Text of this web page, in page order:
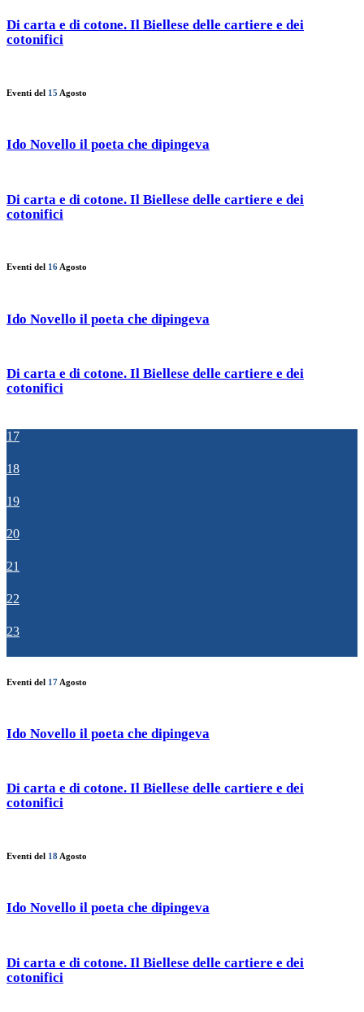
Di carta e di cotone. Il Biellese delle cartiere e dei
cotonifici
Eventi del 15 Agosto
Ido Novello il poeta che dipingeva
Di carta e di cotone. Il Biellese delle cartiere e dei
cotonifici
Eventi del 16 Agosto
Ido Novello il poeta che dipingeva
Di carta e di cotone. Il Biellese delle cartiere e dei
cotonifici
17
18
19
20
21
22
23
Eventi del 17 Agosto
Ido Novello il poeta che dipingeva
Di carta e di cotone. Il Biellese delle cartiere e dei
cotonifici
Eventi del 18 Agosto
Ido Novello il poeta che dipingeva
Di carta e di cotone. Il Biellese delle cartiere e dei
cotonifici